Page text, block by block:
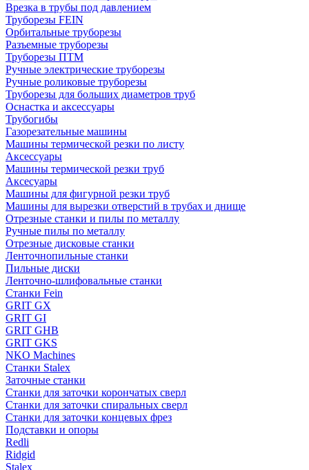
Врезка в трубы под давлением
Труборезы FEIN
Орбитальные труборезы
Разъемные труборезы
Труборезы ПТМ
Ручные электрические труборезы
Ручные роликовые труборезы
Труборезы для больших диаметров труб
Оснастка и аксессуары
Трубогибы
Газорезательные машины
Машины термической резки по листу
Аксессуары
Машины термической резки труб
Аксесуары
Машины для фигурной резки труб
Машины для вырезки отверстий в трубах и днище
Отрезные станки и пилы по металлу
Ручные пилы по металлу
Отрезные дисковые станки
Ленточнопильные станки
Пильные диски
Ленточно-шлифовальные станки
Станки Fein
GRIT GX
GRIT GI
GRIT GHB
GRIT GKS
NKO Machines
Станки Stalex
Заточные станки
Станки для заточки корончатых сверл
Станки для заточки спиральных сверл
Станки для заточки концевых фрез
Подставки и опоры
Redli
Ridgid
Stalex